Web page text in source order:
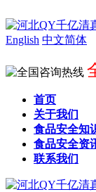
English 中文简体
首页
关于我们
食品安全知
食品安全资
联系我们